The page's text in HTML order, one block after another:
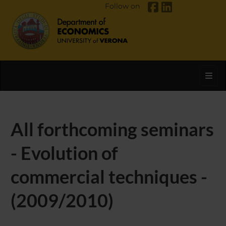
Follow on
All forthcoming seminars
- Evolution of
commercial techniques -
(2009/2010)